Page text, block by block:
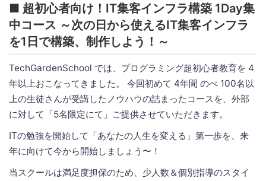
■ 超初心者向け！IT集客インフラ構築 1Day集
中コース ～次の日から使えるIT集客インフラ
を1日で構築、制作しよう！～
TechGardenSchool では、プログラミング超初心者教育を 4
年以上おこなってきました。 今回初めて 4年間 のべ 100名以
上の生徒さんが受講したノウハウの詰まったコースを、外部
に対して「5名限定にて」ご提供させていただきます。
ITの勉強を開始して「あなたの人生を変える」第一歩を、来
年に向けて今から開始しましょう〜！
当スクールは満足度担保のため、少人数＆個別指導のスタイ